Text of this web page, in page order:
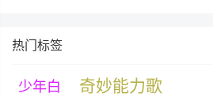
热门标签
少年白 奇妙能力歌